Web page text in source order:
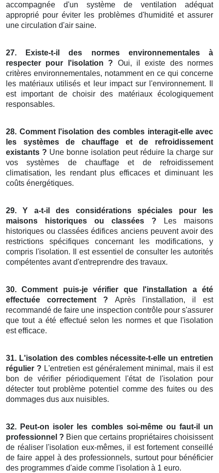
accompagnée d'un système de ventilation adéquat
approprié pour éviter les problèmes d'humidité et assurer
une circulation d'air saine.
27. Existe-t-il des normes environnementales à
respecter pour l'isolation ? Oui, il existe des normes
critères environnementales, notamment en ce qui concerne
les matériaux utilisés et leur impact sur l'environnement. Il
est important de choisir des matériaux écologiquement
responsables.
28. Comment l'isolation des combles interagit-elle avec
les systèmes de chauffage et de refroidissement
existants ? Une bonne isolation peut réduire la charge sur
vos systèmes de chauffage et de refroidissement
climatisation, les rendant plus efficaces et diminuant les
coûts énergétiques.
29. Y a-t-il des considérations spéciales pour les
maisons historiques ou classées ? Les maisons
historiques ou classées édifices anciens peuvent avoir des
restrictions spécifiques concernant les modifications, y
compris l'isolation. Il est essentiel de consulter les autorités
compétentes avant d'entreprendre des travaux.
30. Comment puis-je vérifier que l'installation a été
effectuée correctement ? Après l'installation, il est
recommandé de faire une inspection contrôle pour s'assurer
que tout a été effectué selon les normes et que l'isolation
est efficace.
31. L'isolation des combles nécessite-t-elle un entretien
régulier ? L'entretien est généralement minimal, mais il est
bon de vérifier périodiquement l'état de l'isolation pour
détecter tout problème potentiel comme des fuites ou des
dommages dus aux nuisibles.
32. Peut-on isoler les combles soi-même ou faut-il un
professionnel ? Bien que certains propriétaires choisissent
de réaliser l'isolation eux-mêmes, il est fortement conseillé
de faire appel à des professionnels, surtout pour bénéficier
des programmes d'aide comme l'isolation à 1 euro.